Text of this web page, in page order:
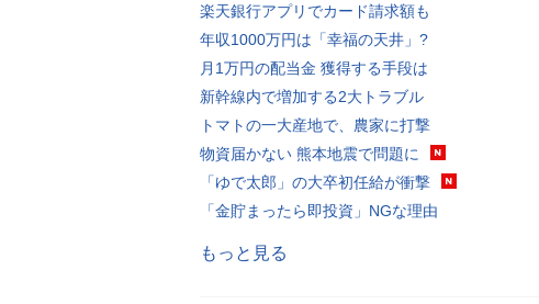
楽天銀行アプリでカード請求額も
年収1000万円は「幸福の天井」?
月1万円の配当金 獲得する手段は
新幹線内で増加する2大トラブル
トマトの一大産地で、農家に打撃
物資届かない 熊本地震で問題に
「ゆで太郎」の大卒初任給が衝撃
「金貯まったら即投資」NGな理由
もっと見る